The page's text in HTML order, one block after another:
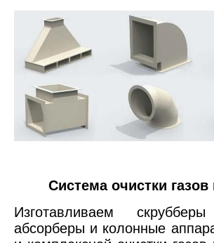
Система очистки газов
Изготавливаем
абсорберы и колонные